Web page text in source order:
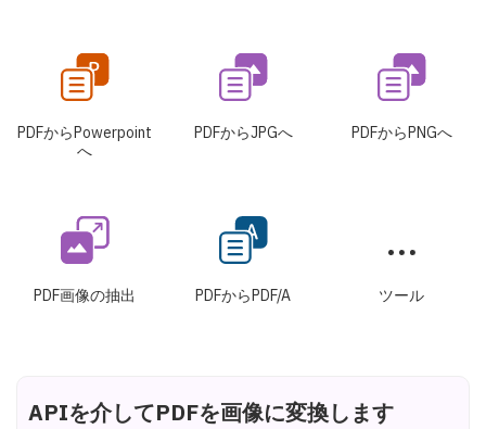
PDFからPowerpoint
へ
PDFからJPGへ PDFからPNGへ
PDF画像の抽出 PDFからPDF/A ツール
APIを介してPDFを画像に変換します